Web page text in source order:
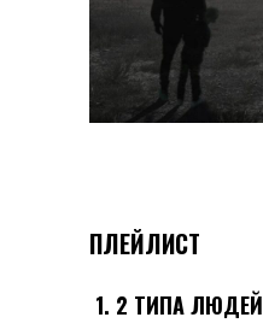
ПЛЕЙЛИСТ
1. 2 ТИПА ЛЮДЕЙ